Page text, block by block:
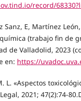
record/
Sanz, E, Martínez
(trabajo fin de
de Valladolid, 2023
en: https://
L. «Aspectos
2021; 47(2):74-